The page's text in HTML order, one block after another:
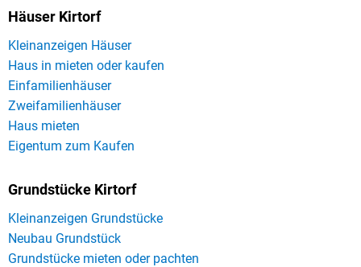
Häuser Kirtorf
Kleinanzeigen Häuser
Haus in mieten oder kaufen
Einfamilienhäuser
Zweifamilienhäuser
Haus mieten
Eigentum zum Kaufen
Grundstücke Kirtorf
Kleinanzeigen Grundstücke
Neubau Grundstück
Grundstücke mieten oder pachten